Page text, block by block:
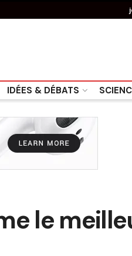
IDÉES & DÉBATS
le